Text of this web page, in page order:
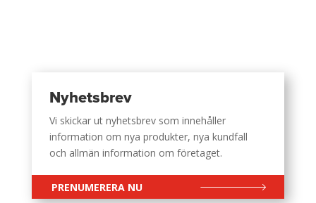
Nyhetsbrev
Vi skickar ut nyhetsbrev som innehåller
information om nya produkter, nya kundfall
och allmän information om företaget.
PRENUMERERA NU